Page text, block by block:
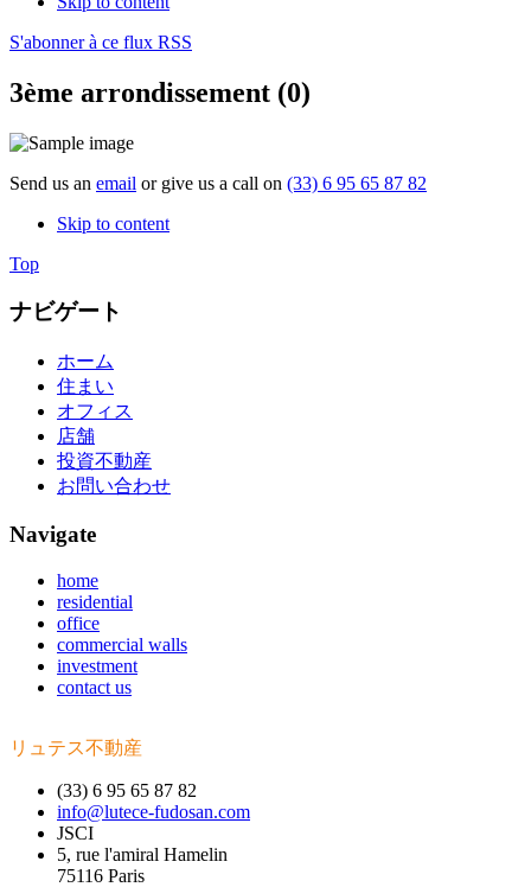
S'abonner à ce flux RSS
3ème arrondissement (0)
Send us an email or give us a call on (33) 6 95 65 87 82
Skip to content
Top
ナビゲート
ホーム
住まい
オフィス
店舗
投資不動産
お問い合わせ
Navigate
home
residential
office
commercial walls
investment
contact us
リュテス不動産
(33) 6 95 65 87 82
info@lutece-fudosan.com
JSCI
5, rue l'amiral Hamelin
75116 Paris